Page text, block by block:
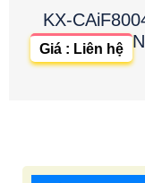
KX-
Giá : Liên hệ